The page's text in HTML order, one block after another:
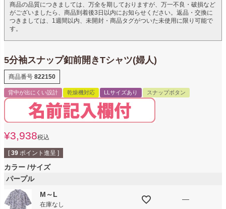
商品の品質につきましては、万全を期しておりますが、万一不良・破損など
がございましたら、商品到着後3日以内にお知らせください。返品・交換に
つきましては、1週間以内、未開封・商品タグがついた未使用に限り可能で
す。
5分袖スナップ釦前開きTシャツ(婦人)
商品番号 822150
背中が出にくい設計 乾燥機対応 LLサイズあり スナップボタン
¥3,938税込
[ 39 ポイント進呈 ]
カラー サイズ
パープル
M～L
在庫なし
—